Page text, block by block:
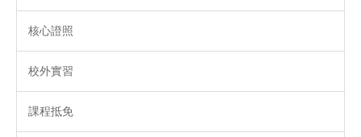
核心證照
校外實習
課程抵免